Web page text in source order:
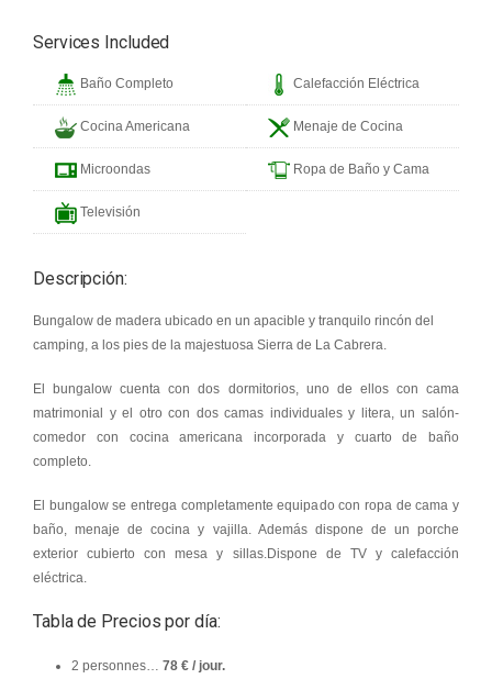
Services Included
Baño Completo Calefacción Eléctrica
Cocina Americana Menaje de Cocina
Microondas Ropa de Baño y Cama
Televisión
Descripción:
Bungalow de madera ubicado en un apacible y tranquilo rincón del
camping, a los pies de la majestuosa Sierra de La Cabrera.
El bungalow cuenta con dos dormitorios, uno de ellos con cama
matrimonial y el otro con dos camas individuales y litera, un salón-
comedor con cocina americana incorporada y cuarto de baño
completo.
El bungalow se entrega completamente equipado con ropa de cama y
baño, menaje de cocina y vajilla. Además dispone de un porche
exterior cubierto con mesa y sillas.Dispone de TV y calefacción
eléctrica.
Tabla de Precios por día:
2 personnes… 78 € / jour.